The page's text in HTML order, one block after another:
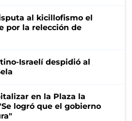
al kicillofismo el
por la relección de
Israelí despidió al
en la Plaza la
logró que el gobierno